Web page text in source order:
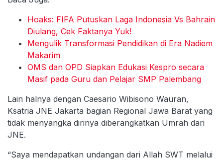
Hoaks: FIFA Putuskan Laga Indonesia Vs Bahrain
Diulang, Cek Faktanya Yuk!
Mengulik Transformasi Pendidikan di Era Nadiem
Makarim
OMS dan OPD Siapkan Edukasi Kespro secara
Masif pada Guru dan Pelajar SMP Palembang
Lain halnya dengan Caesario Wibisono Wauran,
Ksatria JNE Jakarta bagian Regional Jawa Barat yang
tidak menyangka dirinya diberangkatkan Umrah dari
JNE.
“Saya mendapatkan undangan dari Allah SWT melalui